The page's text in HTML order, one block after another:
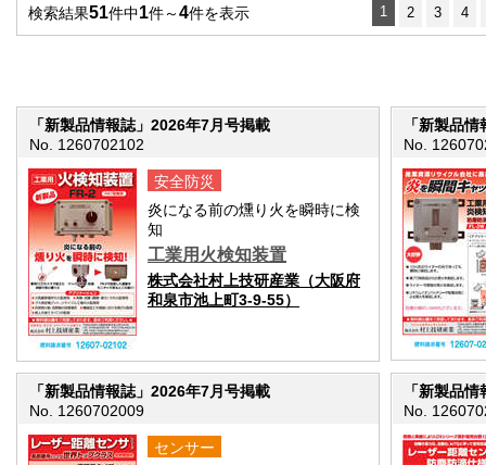
検索結果51件中1件～4件を表示 1 2 3 4
「新製品情報誌」2026年7月号掲載
No. 1260702102
安全防災
炎になる前の燻り火を瞬時に検
知
工業用火検知装置
株式会社村上技研産業（大阪府
和泉市池上町3-9-55）
「新製品
No.
「新製品情報誌」2026年7月号掲載
No. 1260702009
センサー
「新製品
No.